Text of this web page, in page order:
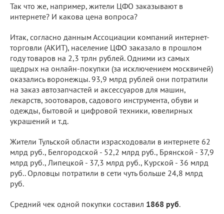
Так что же, например, жители ЦФО заказывают в
интернете? И какова цена вопроса?
Итак, согласно данным Ассоциации компаний интернет-
торговли (АКИТ), население ЦФО заказало в прошлом
году товаров на 2,3 трлн рублей. Одними из самых
щедрых на онлайн-покупки (за исключением москвичей)
оказались воронежцы. 93,9 млрд рублей они потратили
на заказ автозапчастей и аксессуаров для машин,
лекарств, зоотоваров, садового инструмента, обуви и
одежды, бытовой и цифровой техники, ювелирных
украшений и т.д.
Жители Тульской области израсходовали в интернете 62
млрд руб., Белгородской - 52,2 млрд руб., Брянской - 37,9
млрд руб., Липецкой - 37,3 млрд руб., Курской - 36 млрд
руб.. Орловцы потратили в сети чуть больше 24,8 млрд
руб.
Средний чек одной покупки составил 1868 руб.